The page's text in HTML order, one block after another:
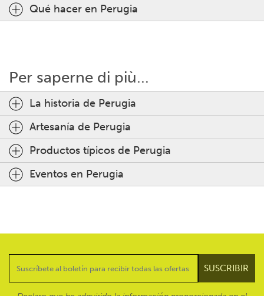
Qué hacer en Perugia
Per saperne di più...
La historia de Perugia
Artesanía de Perugia
Productos típicos de Perugia
Eventos en Perugia